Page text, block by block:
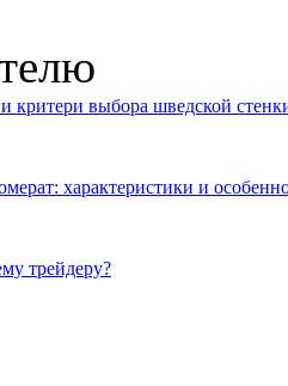
критери выбора шведской
характеристики и
трейдеру?